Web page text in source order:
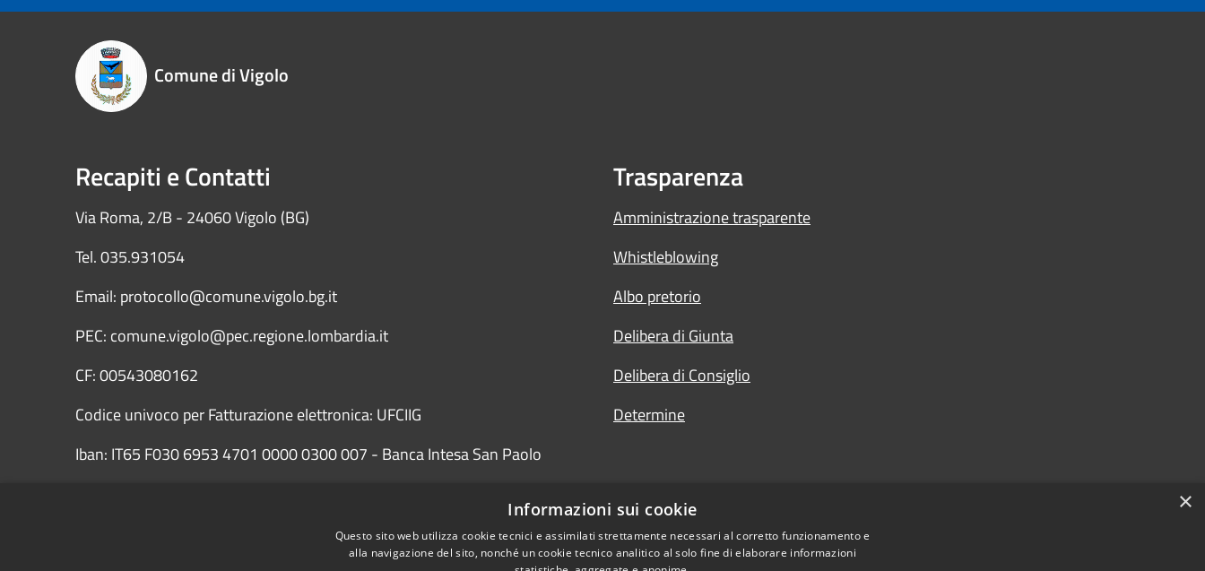
Comune di Vigolo
Recapiti e Contatti
Via Roma, 2/B - 24060 Vigolo (BG)
Tel. 035.931054
Email: protocollo@comune.vigolo.bg.it
PEC: comune.vigolo@pec.regione.lombardia.it
CF: 00543080162
Codice univoco per Fatturazione elettronica: UFCIIG
Iban: IT65 F030 6953 4701 0000 0300 007 - Banca Intesa San Paolo
Trasparenza
Amministrazione trasparente
Whistleblowing
Albo pretorio
Delibera di Giunta
Delibera di Consiglio
Determine
×
Informazioni sui cookie
Questo sito web utilizza cookie tecnici e assimilati strettamente necessari al corretto funzionamento e
alla navigazione del sito, nonché un cookie tecnico analitico al solo fine di elaborare informazioni